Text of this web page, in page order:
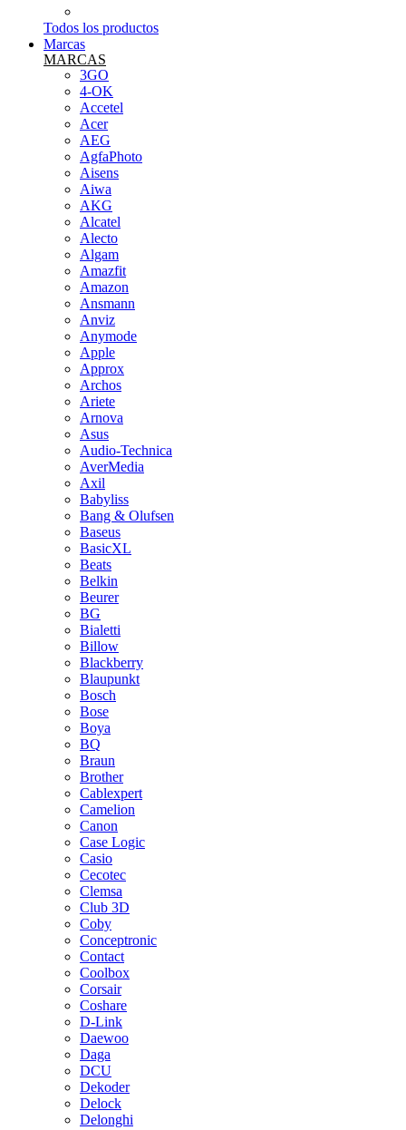
Todos los productos
Marcas
MARCAS
3GO
4-OK
Accetel
Acer
AEG
AgfaPhoto
Aisens
Aiwa
AKG
Alcatel
Alecto
Algam
Amazfit
Amazon
Ansmann
Anviz
Anymode
Apple
Approx
Archos
Ariete
Arnova
Asus
Audio-Technica
AverMedia
Axil
Babyliss
Bang & Olufsen
Baseus
BasicXL
Beats
Belkin
Beurer
BG
Bialetti
Billow
Blackberry
Blaupunkt
Bosch
Bose
Boya
BQ
Braun
Brother
Cablexpert
Camelion
Canon
Case Logic
Casio
Cecotec
Clemsa
Club 3D
Coby
Conceptronic
Contact
Coolbox
Corsair
Coshare
D-Link
Daewoo
Daga
DCU
Dekoder
Delock
Delonghi